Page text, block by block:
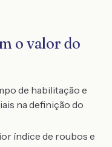
o valor do
de habilitação e
na definição do
índice de roubos e